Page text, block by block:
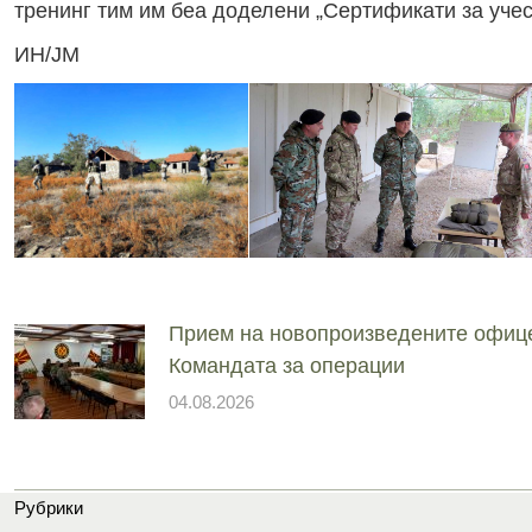
тренинг тим им беа доделени „Сертификати за
ИН/ЈМ
Прием на новопроизведените
Командата за операции
04.08.2026
Рубрики